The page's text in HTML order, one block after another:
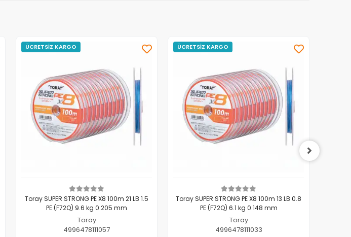
ÜCRETSİZ KARGO
Toray SUPER STRONG PE X8 100m 21 LB 1.5
PE (F72Q) 9.6 kg 0.205 mm
Toray
4996478111057
ÜCRETSİZ KARGO
Toray SUPER STRONG PE X8 100m 13 LB 0.8
PE (F72Q) 6.1 kg 0.148 mm
Toray
4996478111033